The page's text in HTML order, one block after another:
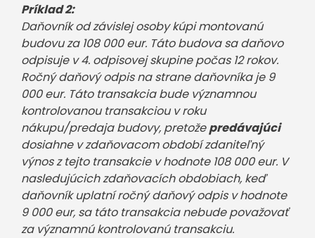
Príklad 2:
Daňovník od závislej osoby kúpi montovanú
budovu za 108 000 eur. Táto budova sa daňovo
odpisuje v 4. odpisovej skupine počas 12 rokov.
Ročný daňový odpis na strane daňovníka je 9
000 eur. Táto transakcia bude významnou
kontrolovanou transakciou v roku
nákupu/predaja budovy, pretožepredávajúci
dosiahne v zdaňovacom období zdaniteľný
výnos z tejto transakcie v hodnote 108 000 eur. V
nasledujúcich zdaňovacích obdobiach, keď
daňovník uplatní ročný daňový odpis v hodnote
9 000 eur, sa táto transakcia nebude považovať
za významnú kontrolovanú transakciu.